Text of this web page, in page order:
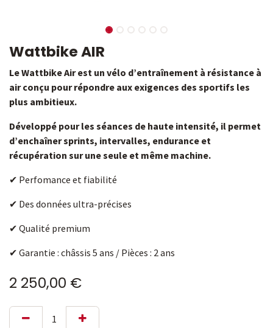
Wattbike AIR
Le Wattbike Air est un vélo d’entraînement à résistance à
air conçu pour répondre aux exigences des sportifs les
plus ambitieux.
Développé pour les séances de haute intensité, il permet
d’enchaîner sprints, intervalles, endurance et
récupération sur une seule et même machine.
✔ Perfomance et fiabilité
✔ Des données ultra-précises
✔ Qualité premium
✔ Garantie : châssis 5 ans / Pièces : 2 ans
2 250,00 €